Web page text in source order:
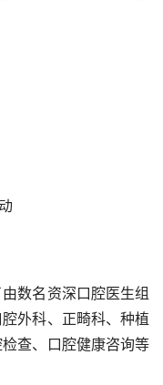
数名资深口腔医生组
外科、正畸科、种植
查、口腔健康咨询等